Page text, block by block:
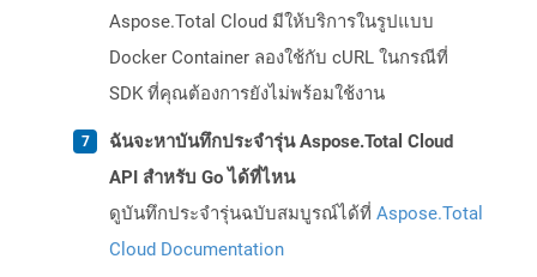
Aspose.Total Cloud มีให้บริการในรูปแบบ
Docker Container ลองใช้กับ cURL ในกรณีที่
SDK ที่คุณต้องการยังไม่พร้อมใช้งาน
ฉันจะหาบันทึกประจำรุ่น Aspose.Total Cloud
API สำหรับ Go ได้ที่ไหน
ดูบันทึกประจำรุ่นฉบับสมบูรณ์ได้ที่ Aspose.Total
Cloud Documentation